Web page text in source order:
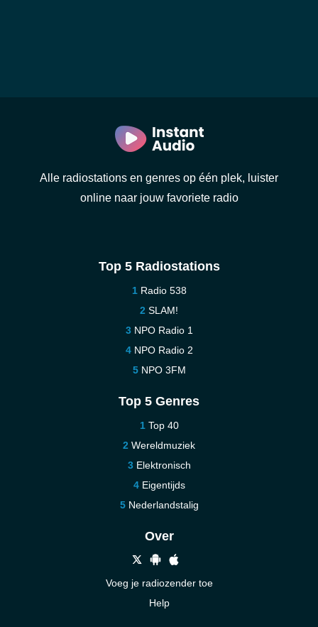
Alle radiostations en genres op één plek, luister
online naar jouw favoriete radio
Top 5 Radiostations
Radio 538
SLAM!
NPO Radio 1
NPO Radio 2
NPO 3FM
Top 5 Genres
Top 40
Wereldmuziek
Elektronisch
Eigentijds
Nederlandstalig
Over
Voeg je radiozender toe
Help